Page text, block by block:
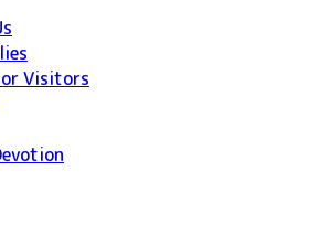
Visitors